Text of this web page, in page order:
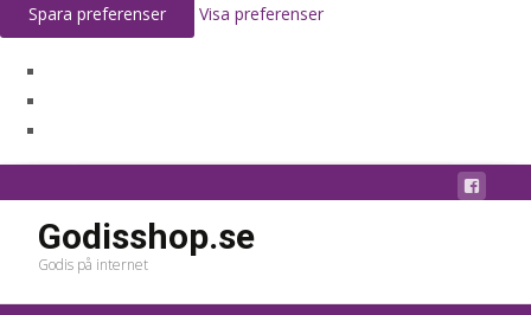
Spara preferenser Visa preferenser
Godisshop.se
Godis på internet